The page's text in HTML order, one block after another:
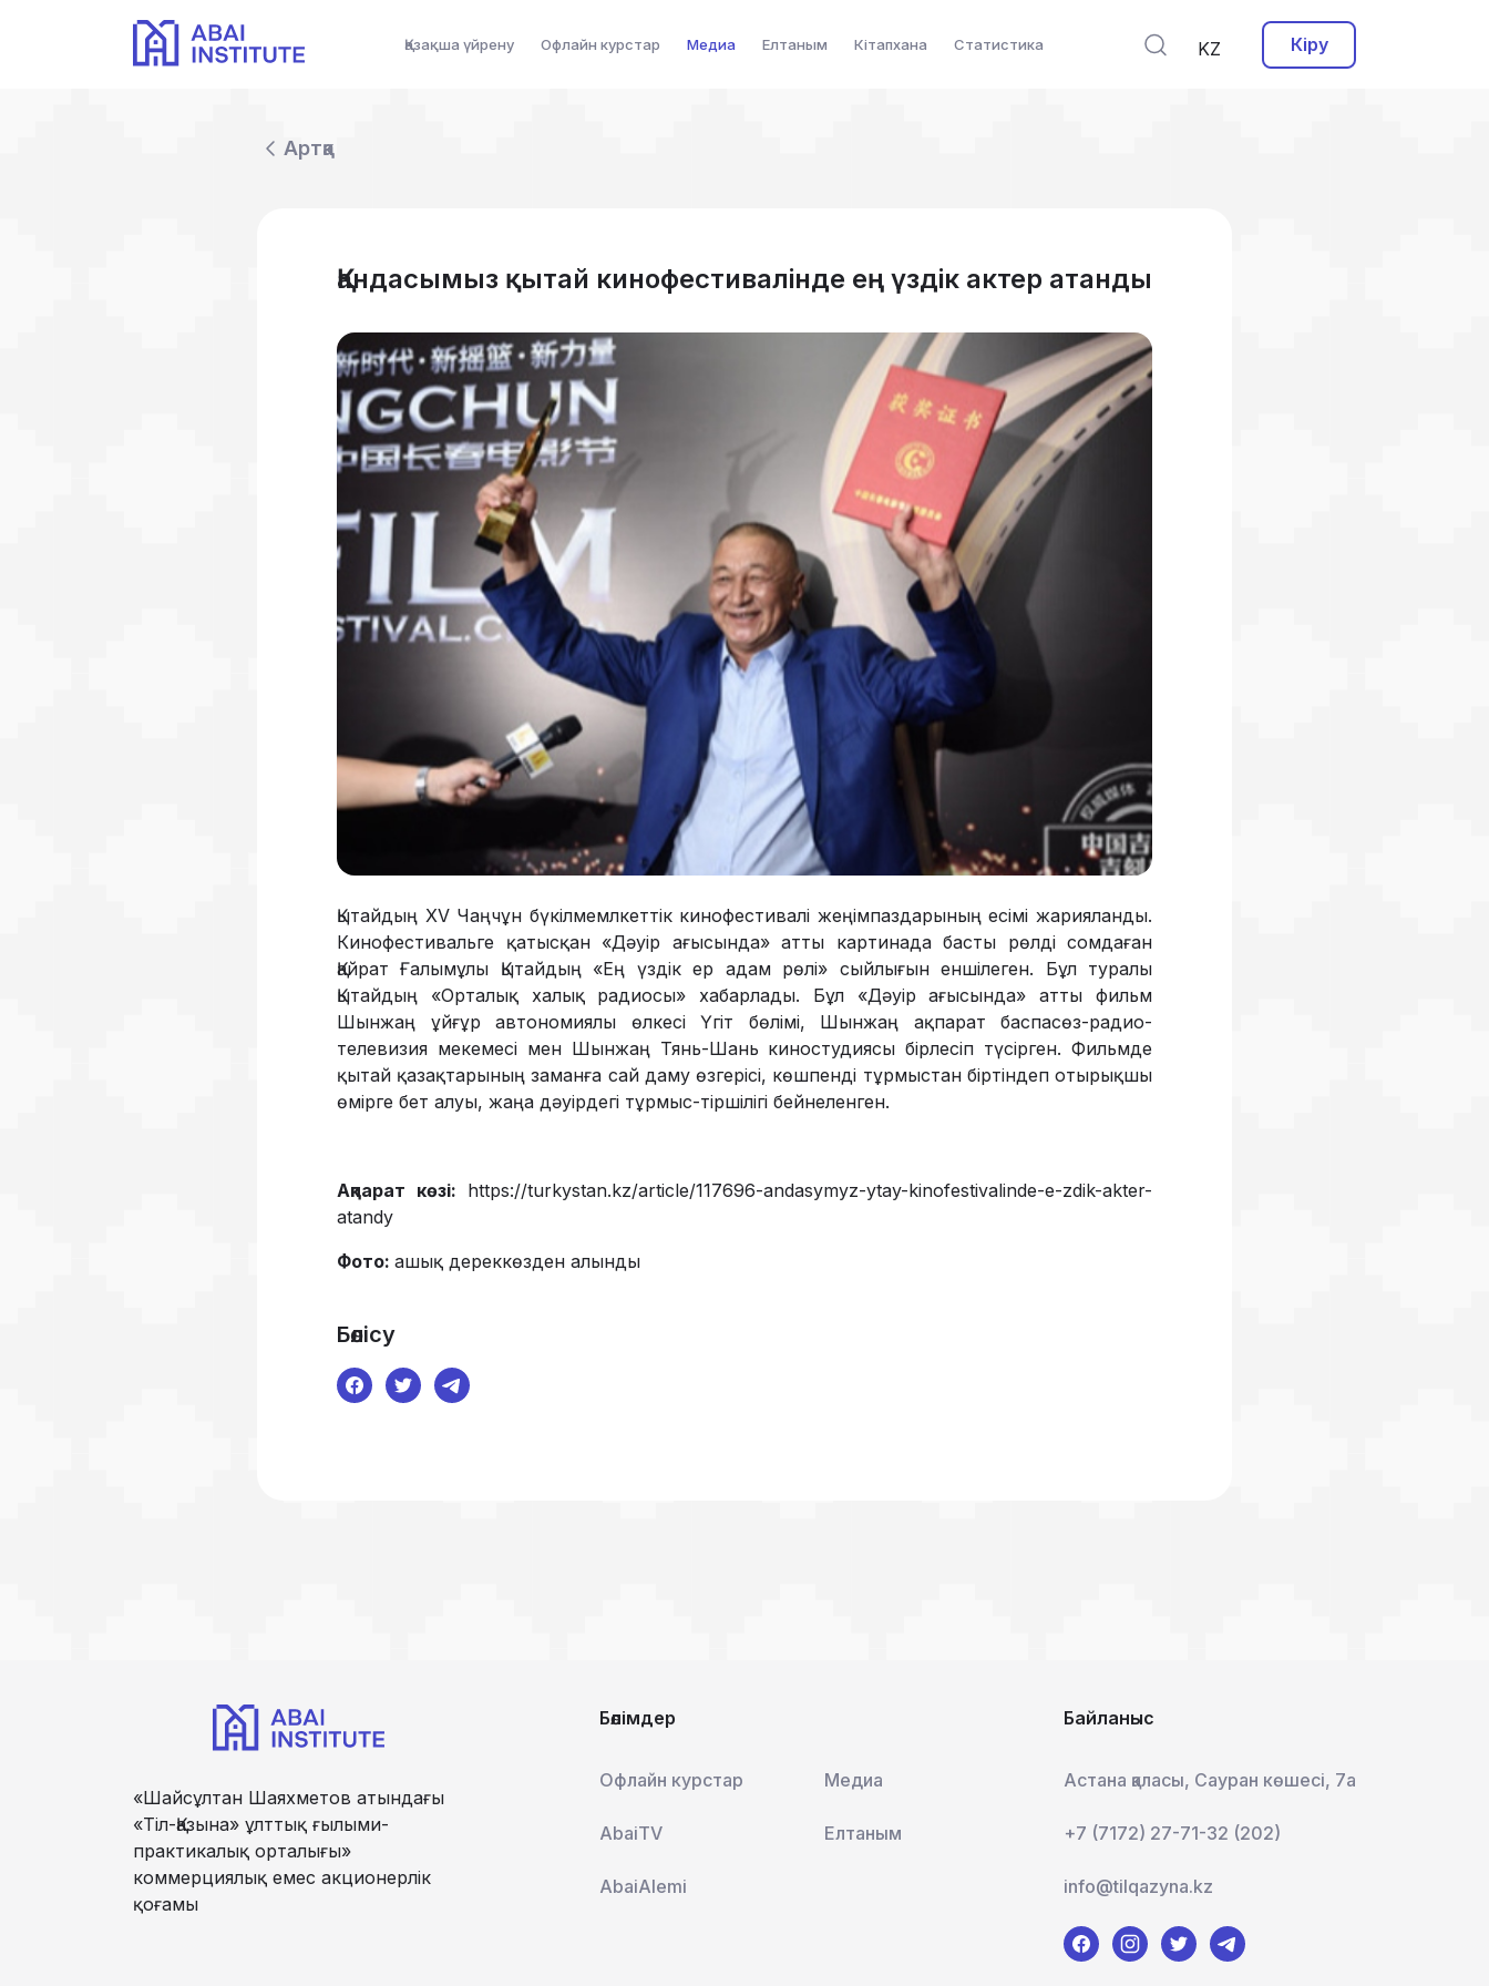
Қазақша үйрену Офлайн курстар Медиа Елтаным Кітапхана Статистика KZ Кіру
Артқа
Қандасымыз қытай кинофестивалінде ең үздік актер атанды
Қытайдың XV Чаңчұн бүкілмемлкеттік кинофестивалі жеңімпаздарының есімі жарияланды.
Кинофестивальге қатысқан «Дәуір ағысында» атты картинада басты рөлді сомдаған
Қайрат Ғалымұлы Қытайдың «Ең үздік ер адам рөлі» сыйлығын еншілеген. Бұл туралы
Қытайдың «Орталық халық радиосы» хабарлады. Бұл «Дәуір ағысында» атты фильм
Шынжаң ұйғұр автономиялы өлкесі Үгіт бөлімі, Шынжаң ақпарат баспасөз-радио-
телевизия мекемесі мен Шынжаң Тянь-Шань киностудиясы бірлесіп түсірген. Фильмде
қытай қазақтарының заманға сай даму өзгерісі, көшпенді тұрмыстан біртіндеп отырықшы
өмірге бет алуы, жаңа дәуірдегі тұрмыс-тіршілігі бейнеленген.
Ақпарат көзі: https://turkystan.kz/article/117696-andasymyz-ytay-kinofestivalinde-e-zdik-akter-
atandy
Фото: ашық дереккөзден алынды
Бөлісу
«Шайсұлтан Шаяхметов атындағы
«Тіл-Қазына» ұлттық ғылыми-
практикалық орталығы»
коммерциялық емес акционерлік
қоғамы
Бөлімдер
Офлайн курстар Медиа
AbaiTV Елтаным
AbaiAlemi
Байланыс
Астана қаласы, Сауран көшесі, 7а
+7 (7172) 27-71-32 (202)
info@tilqazyna.kz